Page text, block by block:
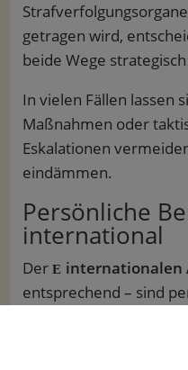
getragen wird,
beide Wege
In vielen Fällen lassen
Maßnahmen oder
Eskalationen
eindämmen.
Persönliche
international
Der
internationalen
entsprechend – sind